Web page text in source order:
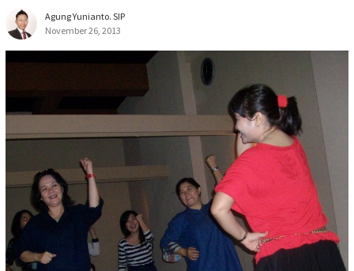
Agung Yunianto. SIP
November 26, 2013